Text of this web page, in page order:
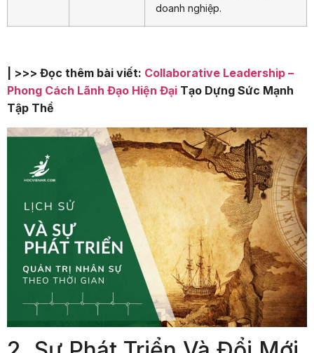
doanh nghiệp.
| >>> Đọc thêm bài viết: Collaborative Leadership –
Phong Cách Lãnh Đạo Hiện Đại Tạo Dựng Sức Mạnh
Tập Thể